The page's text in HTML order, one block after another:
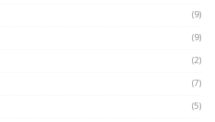
(9)
(9)
(2)
(7)
(5)